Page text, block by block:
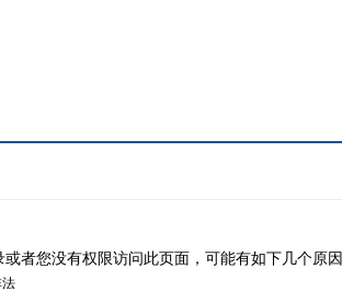
或者您没有权限访问此页面，可能有如下几个原因